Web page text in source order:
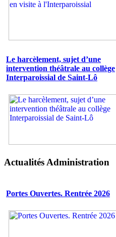
Le harcèlement, sujet d’une
intervention théâtrale au collège
Interparoissial de Saint-Lô
Actualités Administration
Portes Ouvertes. Rentrée 2026